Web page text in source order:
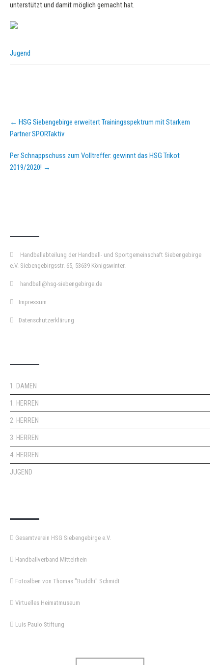
unterstützt und damit möglich gemacht hat.
Jugend
Post
navigation
← HSG Siebengebirge erweitert Trainingsspektrum mit Starkem
Partner SPORTaktiv
Per Schnappschuss zum Volltreffer: gewinnt das HSG Trikot
2019/2020! →
Handballabteilung der Handball- und Sportgemeinschaft Siebengebirge
e.V. Siebengebirgsstr. 65, 53639 Königswinter.
handball@hsg-siebengebirge.de
Impressum
Datenschutzerklärung
1. DAMEN
1. HERREN
2. HERREN
3. HERREN
4. HERREN
JUGEND
Gesamtverein HSG Siebengebirge e.V.
Handballverband Mittelrhein
Fotoalben von Thomas "Buddhi" Schmidt
Virtuelles Heimatmuseum
Luis Paulo Stiftung